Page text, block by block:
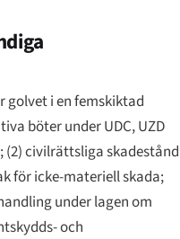
golvet i en femskiktad
böter under UDC, UZD
(2) civilrättsliga skadestånd
för icke-materiell skada;
under lagen om
och